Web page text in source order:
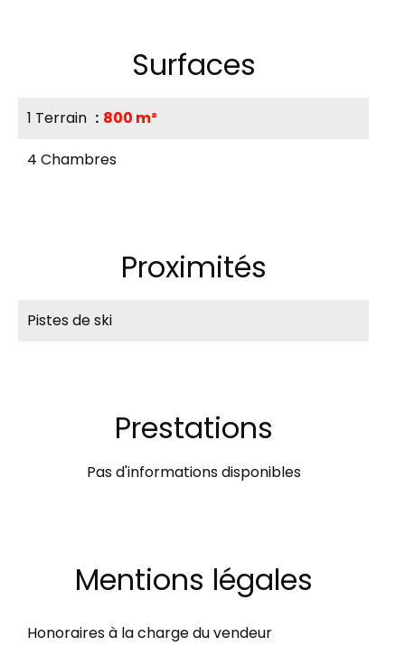
Surfaces
1 Terrain
800 m²
4 Chambres
Proximités
Pistes de ski
Prestations
Pas d'informations disponibles
Mentions légales
Honoraires à la charge du vendeur